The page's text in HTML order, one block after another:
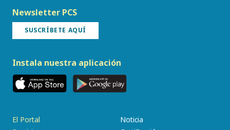
Newsletter PCS
SUSCRÍBETE AQUÍ
Instala nuestra aplicación
El Portal
Noticia